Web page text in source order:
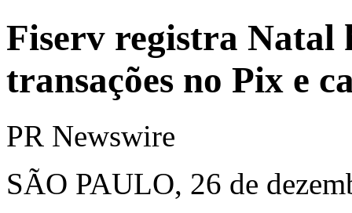
Fiserv registra Natal
transações no Pix e
PR Newswire
SÃO PAULO, 26 de